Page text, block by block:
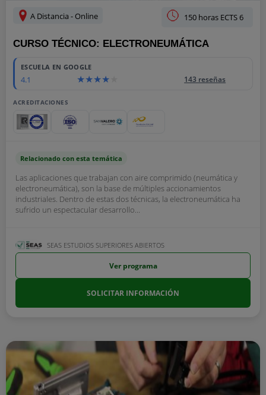
A Distancia - Online 150 horas ECTS 6
CURSO TÉCNICO: ELECTRONEUMÁTICA
ESCUELA EN GOOGLE
4.1 143 reseñas
ACREDITACIONES
Relacionado con esta temática
Las aplicaciones que trabajan con aire comprimido (neumática y
electroneumática), son la base de múltiples accionamientos
industriales. Dentro de estas dos técnicas, la electroneumática ha
sufrido un espectacular desarrollo...
SEAS ESTUDIOS SUPERIORES ABIERTOS
Ver programa
SOLICITAR INFORMACIÓN